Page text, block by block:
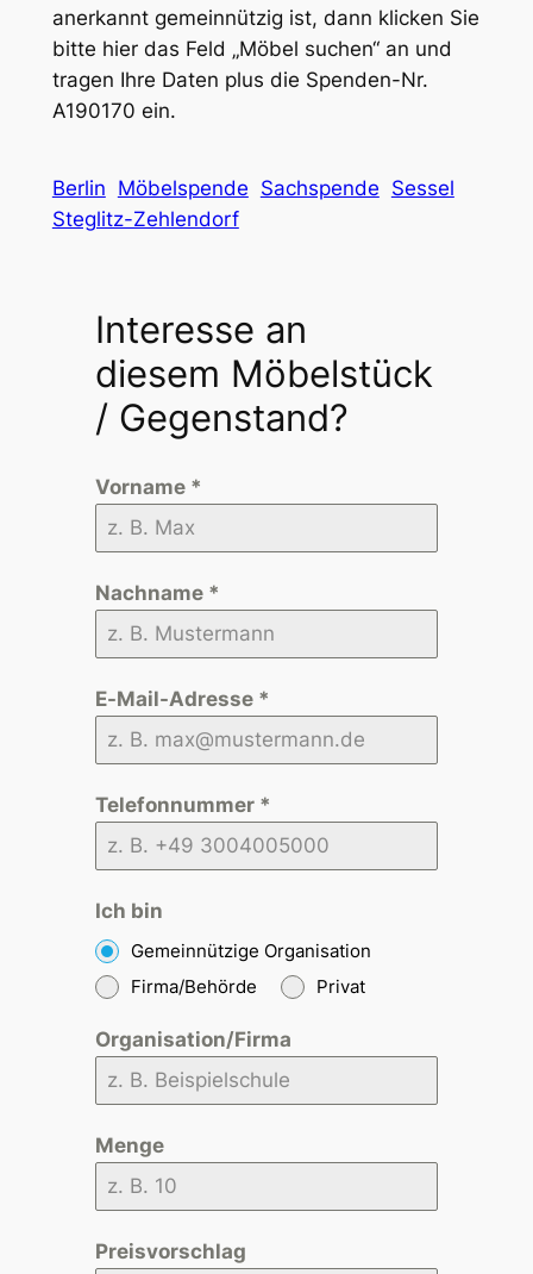
anerkannt gemeinnützig ist, dann klicken Sie
bitte hier das Feld „Möbel suchen“ an und
tragen Ihre Daten plus die Spenden-Nr.
A190170 ein.
Berlin Möbelspende Sachspende Sessel
Steglitz-Zehlendorf
Interesse an
diesem Möbelstück
/ Gegenstand?
Vorname *
Nachname *
E-Mail-Adresse *
Telefonnummer *
Ich bin
Gemeinnützige Organisation
Firma/Behörde
Privat
Organisation/Firma
Menge
Preisvorschlag